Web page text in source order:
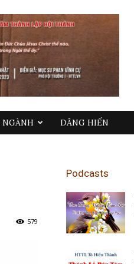
NGÀNH DÂNG HIẾN
579
Podcasts